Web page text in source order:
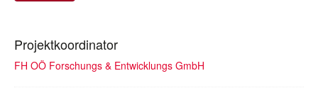
Projektkoordinator
FH OÖ Forschungs & Entwicklungs GmbH